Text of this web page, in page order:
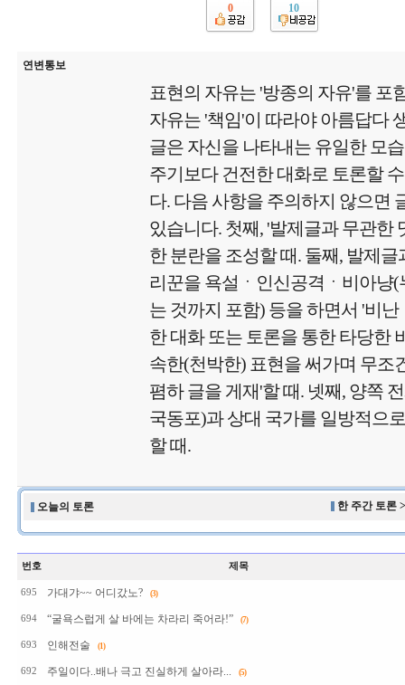
0 10
연변통보
표현의 자유는 '방종의 자유'를 포
자유는 '책임'이 따라야 아름답다
글은 자신을 나타내는 유일한 모
주기보다 건전한 대화로 토론할
다. 다음 사항을 주의하지 않으면
있습니다. 첫째, '발제글과 무관한
한 분란을 조성할 때. 둘째, 발제
리꾼을 욕설ㆍ인신공격ㆍ비아냥
는 것까지 포함) 등을 하면서 '비
한 대화 또는 토론을 통한 타당한
속한(천박한) 표현을 써가며 무조
폄하 글을 게재'할 때. 넷째, 양쪽
국동포)과 상대 국가를 일방적으
할 때.
오늘의 토론 한 주간 토론
번호 제목
695 가대갸~~ 어디갔노? (3)
694 “굴욕스럽게 살 바에는 차라리 죽어라!” (7)
693 인해전술 (1)
692 주일이다..배나 극고 진실하게 살아라... (5)